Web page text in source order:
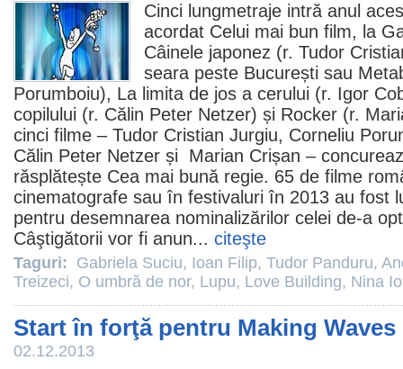
Cinci lungmetraje intră anul
acordat Celui mai bun film, la
Câinele japonez (r. Tudor
seara peste București sau
Porumboiu), La limita de jos a cerului (r. Igor
copilului (r. Călin Peter Netzer) și Rocker (r.
cinci filme – Tudor Cristian Jurgiu, Corneliu
Călin Peter Netzer și Marian Crișan –
răsplătește Cea mai bună regie. 65 de filme
cinematografe sau în festivaluri în 2013 au fost
pentru desemnarea nominalizărilor celei de-a
Câştigătorii vor fi anun... citeşte
Taguri: Gabriela Suciu, Ioan Filip, Tudor Panduru,
Treizeci, O umbră de nor, Lupu, Love Building, Nina
Start în forţă pentru Making Waves
02.12.2013